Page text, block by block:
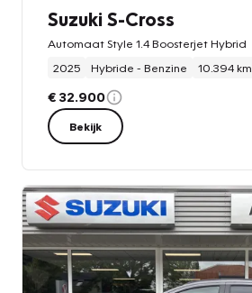
Suzuki S-Cross
Automaat Style 1.4 Boosterjet Hybrid
2025
Hybride - Benzine 10.394 km
€ 32.900
Bekijk